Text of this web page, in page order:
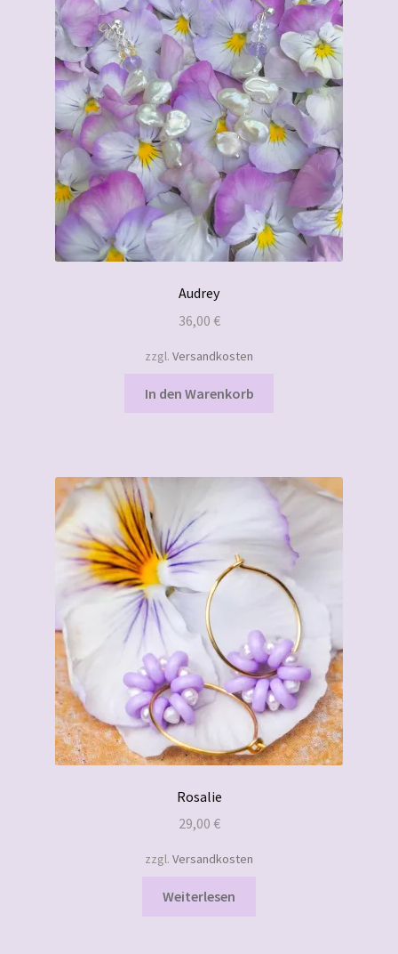
Audrey
36,00 €
zzgl. Versandkosten
In den Warenkorb
Rosalie
29,00 €
zzgl. Versandkosten
Weiterlesen